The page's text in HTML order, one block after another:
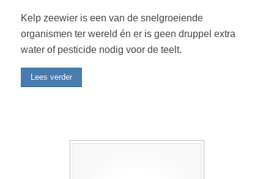
Kelp zeewier is een van de snelgroeiende
organismen ter wereld én er is geen druppel extra
water of pesticide nodig voor de teelt.
Lees verder